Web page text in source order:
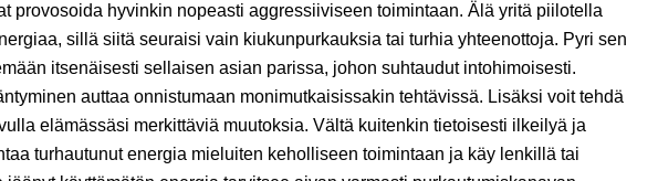
provosoida hyvinkin nopeasti aggressiiviseen toimintaan. Älä yritä piilotella
sillä siitä seuraisi vain kiukunpurkauksia tai turhia yhteenottoja. Pyri sen
itsenäisesti sellaisen asian parissa, johon suhtaudut intohimoisesti.
auttaa onnistumaan monimutkaisissakin tehtävissä. Lisäksi voit tehdä
elämässäsi merkittäviä muutoksia. Vältä kuitenkin tietoisesti ilkeilyä ja
turhautunut energia mieluiten keholliseen toimintaan ja käy lenkillä tai